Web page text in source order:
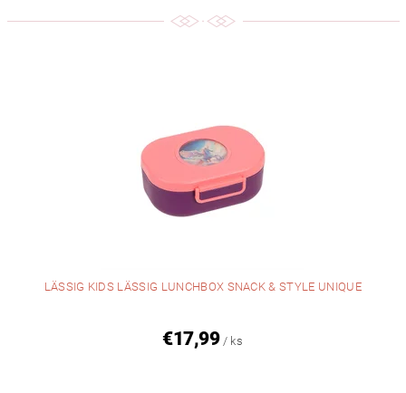
LÄSSIG KIDS LÄSSIG LUNCHBOX SNACK & STYLE UNIQUE
€17,99 / ks